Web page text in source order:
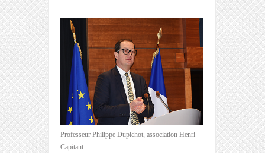
Professeur Philippe Dupichot, association Henri
Capitant